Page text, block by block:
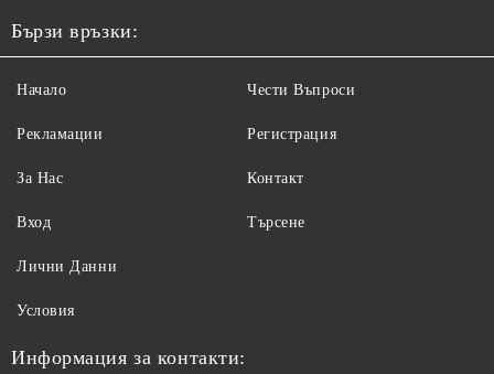
Бързи връзки:
Начало
Рекламации
За Нас
Вход
Чести Въпроси
Регистрация
Контакт
Търсене
Лични Данни
Условия
Информация за контакти: